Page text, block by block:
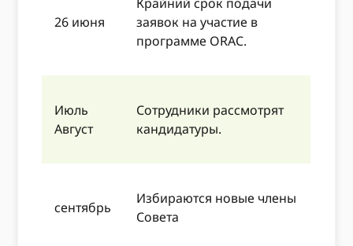
26 июня
заявок на участие в
программе ORAC.
Июль
Август
Сотрудники рассмотрят
кандидатуры.
сентябрь
Избираются новые члены
Совета